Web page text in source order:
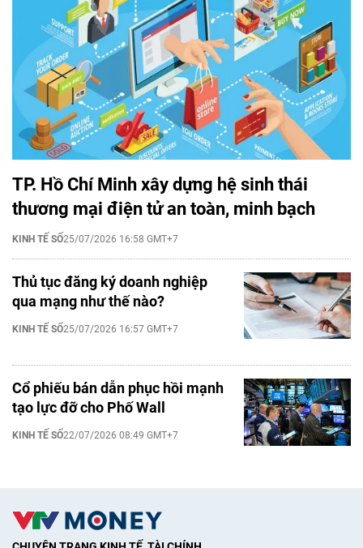
TP. Hồ Chí Minh xây dựng hệ sinh thái
thương mại điện tử an toàn, minh bạch
KINH TẾ SỐ25/07/2026 16:58 GMT+7
Thủ tục đăng ký doanh nghiệp
qua mạng như thế nào?
KINH TẾ SỐ25/07/2026 16:57 GMT+7
Cổ phiếu bán dẫn phục hồi mạnh
tạo lực đỡ cho Phố Wall
KINH TẾ SỐ22/07/2026 08:49 GMT+7